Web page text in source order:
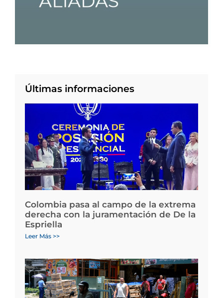
Últimas informaciones
Colombia pasa al campo de la extrema
derecha con la juramentación de De la
Espriella
Leer Más >>